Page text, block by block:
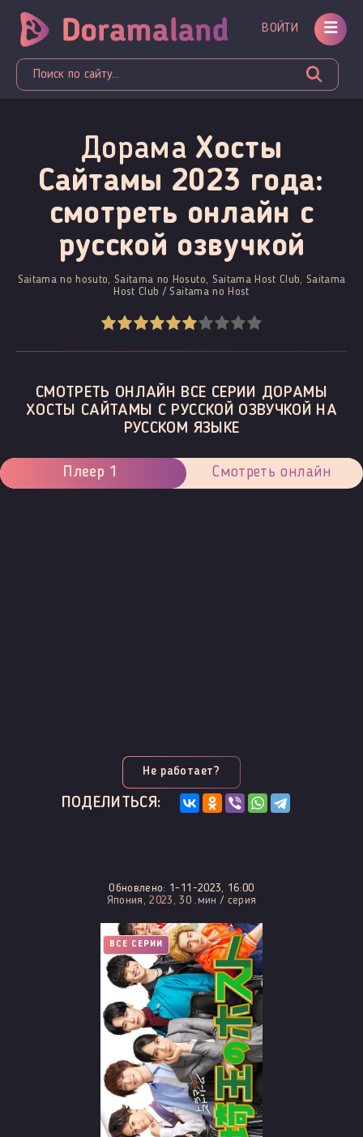
ВОЙТИ
Дорама Хосты
Сайтамы 2023 года:
смотреть онлайн c
русской озвучкой
Saitama no hosuto, Saitama no Hosuto, Saitama Host Club, Saitama
Host Club / Saitama no Host
СМОТРЕТЬ ОНЛАЙН ВСЕ СЕРИИ ДОРАМЫ
ХОСТЫ САЙТАМЫ С РУССКОЙ ОЗВУЧКОЙ НА
РУССКОМ ЯЗЫКЕ
Плеер 1 Смотреть онлайн
Не работает?
ПОДЕЛИТЬСЯ:
Обновлено: 1-11-2023, 16:00
Япония,2023 , 30 .мин / серия
ВСЕ СЕРИИ